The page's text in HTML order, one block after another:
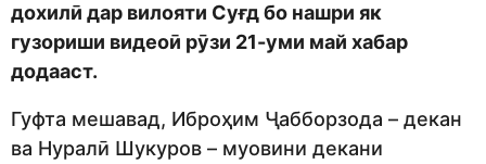
дохилӣ дар вилояти Суғд бо нашри як
гузориши видеоӣ рӯзи 21-уми май хабар
додааст.
Гуфта мешавад, Иброҳим Ҷабборзода – декан
ва Нуралӣ Шукуров – муовини декани